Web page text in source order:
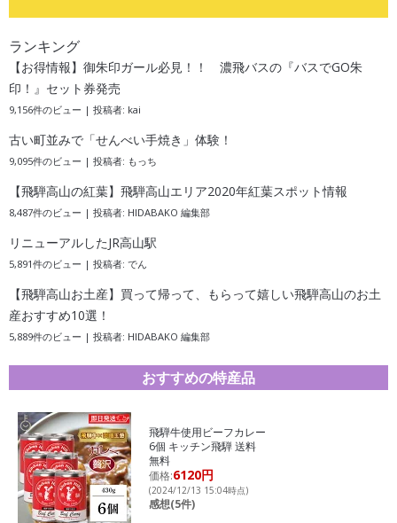
ランキング
【お得情報】御朱印ガール必見！！ 濃飛バスの『バスでGO朱
印！』セット券発売
9,156件のビュー | 投稿者: kai
古い町並みで「せんべい手焼き」体験！
9,095件のビュー | 投稿者: もっち
【飛騨高山の紅葉】飛騨高山エリア2020年紅葉スポット情報
8,487件のビュー | 投稿者: HIDABAKO 編集部
リニューアルしたJR高山駅
5,891件のビュー | 投稿者: でん
【飛騨高山お土産】買って帰って、もらって嬉しい飛騨高山のお土
産おすすめ10選！
5,889件のビュー | 投稿者: HIDABAKO 編集部
おすすめの特産品
飛騨牛使用ビーフカレー
6個 キッチン飛騨 送料
無料
価格:6120円
(2024/12/13 15:04時点)
感想(5件)